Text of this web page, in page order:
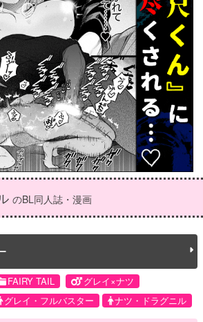
のBL同人誌・漫画
FAIRY TAIL
グレイ×ナツ
グレイ・フルバスター
ナツ・ドラグニル